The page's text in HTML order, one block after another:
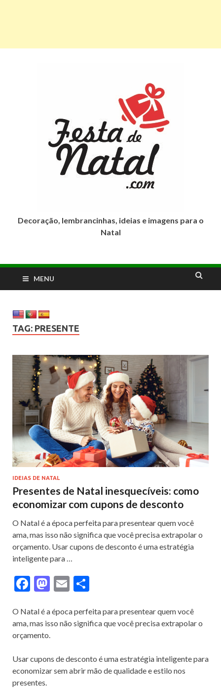
Decoração, lembrancinhas, ideias e imagens para o
Natal
MENU
TAG: PRESENTE
IDEIAS DE NATAL
Presentes de Natal inesquecíveis: como
economizar com cupons de desconto
O Natal é a época perfeita para presentear quem você
ama, mas isso não significa que você precisa extrapolar o
orçamento. Usar cupons de desconto é uma estratégia
inteligente para …
F
e
b
o
k
M
to
d
n
E
ai
l
ar
e
O Natal é a época perfeita para presentear quem você
ama, mas isso não significa que você precisa extrapolar o
orçamento.
Usar cupons de desconto é uma estratégia inteligente para
economizar sem abrir mão de qualidade e estilo nos
presentes.